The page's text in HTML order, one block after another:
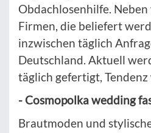
Obdachlosenhilfe.
Firmen, die beliefert
inzwischen täglich
Deutschland. Aktuell
täglich gefertigt,
- Cosmopolka wedding
Brautmoden und